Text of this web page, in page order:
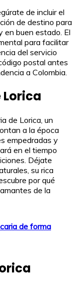
de incluir el
de destino para
en buen estado. El
para facilitar
del servicio
postal antes
a Colombia.
de Lorica, un
a la época
empedradas y
en el tiempo
Déjate
su rica
por qué
de la
de forma